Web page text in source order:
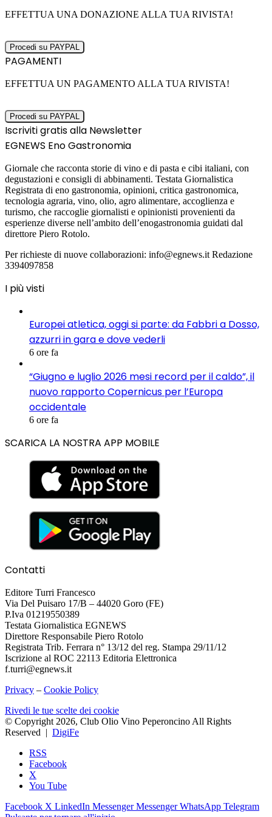
EFFETTUA UNA DONAZIONE ALLA TUA RIVISTA!
PAGAMENTI
EFFETTUA UN PAGAMENTO ALLA TUA RIVISTA!
Iscriviti gratis alla Newsletter
EGNEWS Eno Gastronomia
Giornale che racconta storie di vino e di pasta e cibi italiani, con
degustazioni e consigli di abbinamenti. Testata Giornalistica
Registrata di eno gastronomia, opinioni, critica gastronomica,
tecnologia agraria, vino, olio, agro alimentare, accoglienza e
turismo, che raccoglie giornalisti e opinionisti provenienti da
esperienze diverse nell’ambito dell’enogastronomia guidati dal
direttore Piero Rotolo.
Per richieste di nuove collaborazioni: info@egnews.it Redazione
3394097858
I più visti
Europei atletica, oggi si parte: da Fabbri a Dosso,
azzurri in gara e dove vederli
6 ore fa
“Giugno e luglio 2026 mesi record per il caldo”, il
nuovo rapporto Copernicus per l’Europa
occidentale
6 ore fa
SCARICA LA NOSTRA APP MOBILE
Contatti
Editore Turri Francesco
Via Del Puisaro 17/B – 44020 Goro (FE)
P.Iva 01219550389
Testata Giornalistica EGNEWS
Direttore Responsabile Piero Rotolo
Registrata Trib. Ferrara n° 13/12 del reg. Stampa 29/11/12
Iscrizione al ROC 22113 Editoria Elettronica
f.turri@egnews.it
Privacy – Cookie Policy
Rivedi le tue scelte dei cookie
© Copyright 2026, Club Olio Vino Peperoncino All Rights
Reserved | DigiFe
RSS
Facebook
X
You Tube
Facebook X LinkedIn Messenger Messenger WhatsApp Telegram